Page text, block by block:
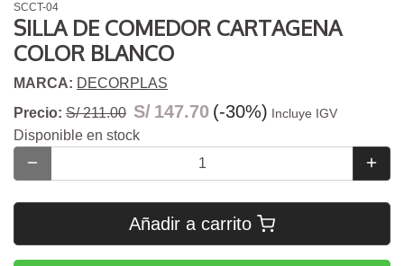
SCCT-04
SILLA DE COMEDOR CARTAGENA
COLOR BLANCO
MARCA: DECORPLAS
Precio: S/ 211.00 S/ 147.70 (-30%) Incluye IGV
Disponible en stock
Añadir a carrito